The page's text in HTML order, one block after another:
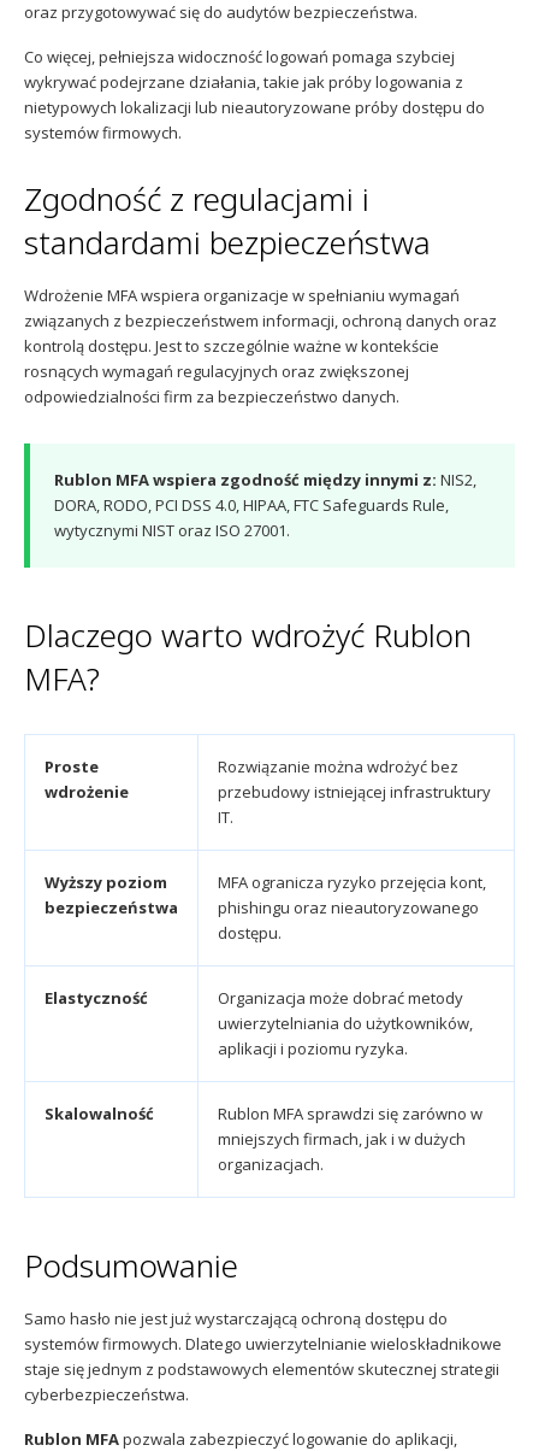
oraz przygotowywać się do audytów bezpieczeństwa.
Co więcej, pełniejsza widoczność logowań pomaga szybciej
wykrywać podejrzane działania, takie jak próby logowania z
nietypowych lokalizacji lub nieautoryzowane próby dostępu do
systemów firmowych.
Zgodność z regulacjami i
standardami bezpieczeństwa
Wdrożenie MFA wspiera organizacje w spełnianiu wymagań
związanych z bezpieczeństwem informacji, ochroną danych oraz
kontrolą dostępu. Jest to szczególnie ważne w kontekście
rosnących wymagań regulacyjnych oraz zwiększonej
odpowiedzialności firm za bezpieczeństwo danych.
Rublon MFA wspiera zgodność między innymi z: NIS2,
DORA, RODO, PCI DSS 4.0, HIPAA, FTC Safeguards Rule,
wytycznymi NIST oraz ISO 27001.
Dlaczego warto wdrożyć Rublon
MFA?
Proste
wdrożenie
Rozwiązanie można wdrożyć bez
przebudowy istniejącej infrastruktury
IT.
Wyższy poziom
bezpieczeństwa
MFA ogranicza ryzyko przejęcia kont,
phishingu oraz nieautoryzowanego
dostępu.
Elastyczność
Organizacja może dobrać metody
uwierzytelniania do użytkowników,
aplikacji i poziomu ryzyka.
Skalowalność
Rublon MFA sprawdzi się zarówno w
mniejszych firmach, jak i w dużych
organizacjach.
Podsumowanie
Samo hasło nie jest już wystarczającą ochroną dostępu do
systemów firmowych. Dlatego uwierzytelnianie wieloskładnikowe
staje się jednym z podstawowych elementów skutecznej strategii
cyberbezpieczeństwa.
Rublon MFApozwala zabezpieczyć logowanie do aplikacji,